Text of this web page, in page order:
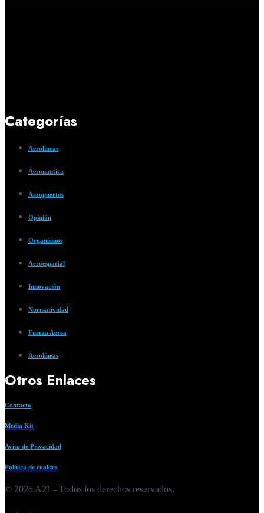
Categorías
Aerolíneas
Aeronautica
Aeropuertos
Opinión
Organismos
Aeroespacial
Innovación
Normatividad
Fuerza Aerea
Aerolíneas
Otros Enlaces
Contacto
Media Kit
Aviso de Privacidad
Política de cookies
© 2025 A21 - Todos los derechos reservados.